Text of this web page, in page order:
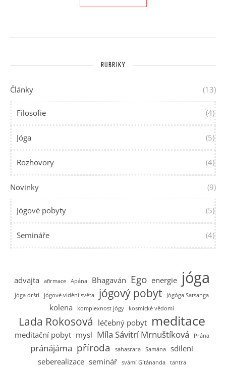
RUBRIKY
Články (13)
Filosofie (4)
Jóga (5)
Rozhovory (4)
Novinky (9)
Jógové pobyty (5)
Semináře (4)
advajta afirmace Apána Bhagaván Ego energie jóga
jóga dršti jógové vidění světa jógový pobyt Jógóga Satsanga
kolena komplexnost jógy kosmické vědomí
Lada Rokosová léčebný pobyt meditace
meditační pobyt mysl Míla Sávitrí Mrnuštíková Prána
pránájáma příroda sahasrara Samána
sdílení
seberealizace seminář svámí Gítánanda tantra